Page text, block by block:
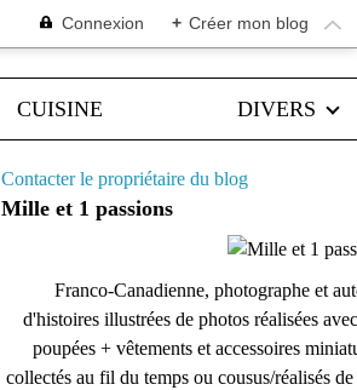
Connexion + Créer mon blog
CUISINE DIVERS
Contacter le propriétaire du blog
Mille et 1 passions
Franco-Canadienne, photographe et
d'histoires illustrées de photos réalisées
poupées + vêtements et accessoires
collectés au fil du temps ou cousus/réalisés de